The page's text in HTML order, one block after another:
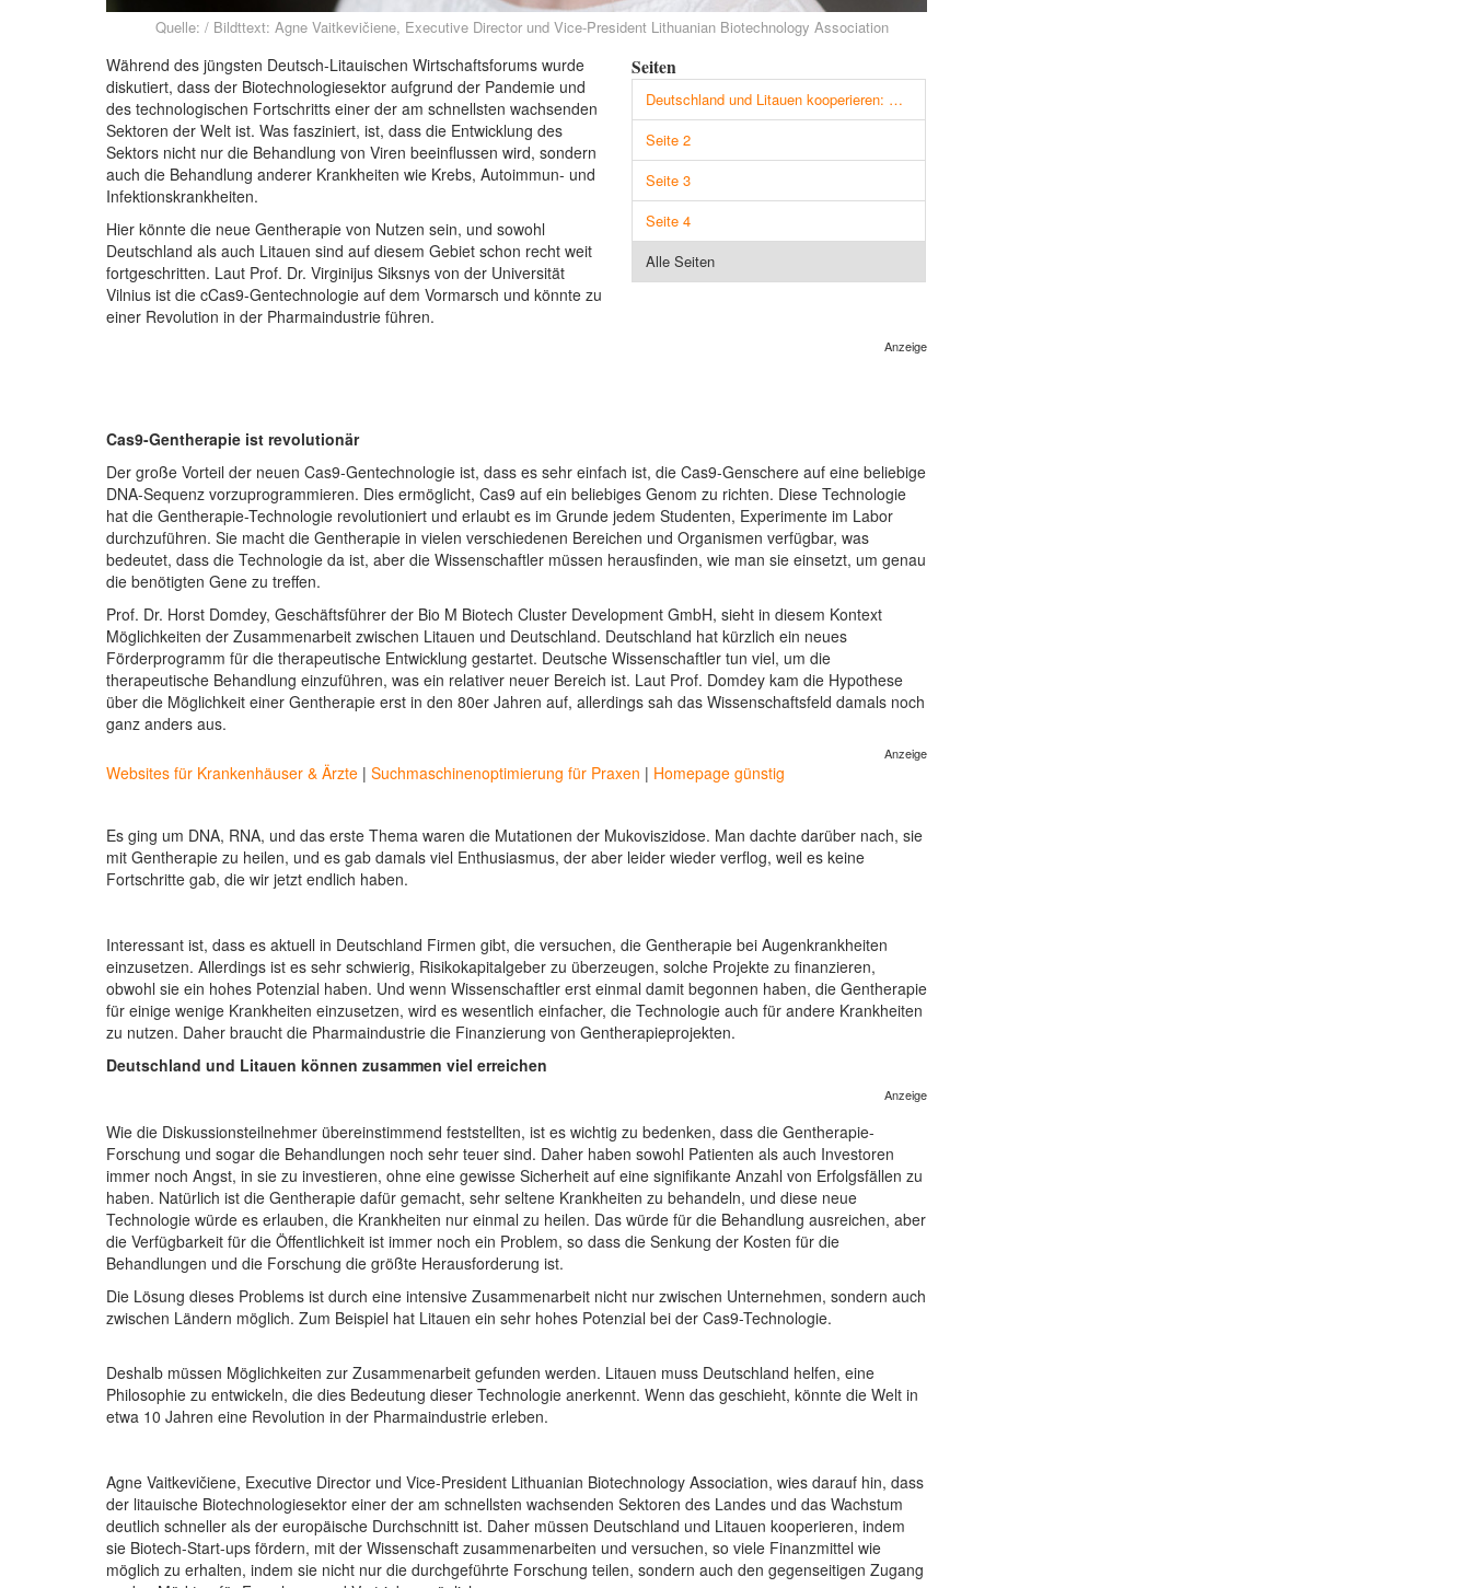
Quelle: / Bildttext: Agne Vaitkevičiene, Executive Director und Vice-President Lithuanian Biotechnology Association
Seiten
Deutschland und Litauen kooperieren: Durchbruch bei der Gentherapie kann die Pharmaindustrie revolutionieren
Seite 2
Seite 3
Seite 4
Alle Seiten
Während des jüngsten Deutsch-Litauischen Wirtschaftsforums wurde
diskutiert, dass der Biotechnologiesektor aufgrund der Pandemie und
des technologischen Fortschritts einer der am schnellsten wachsenden
Sektoren der Welt ist. Was fasziniert, ist, dass die Entwicklung des
Sektors nicht nur die Behandlung von Viren beeinflussen wird, sondern
auch die Behandlung anderer Krankheiten wie Krebs, Autoimmun- und
Infektionskrankheiten.
Hier könnte die neue Gentherapie von Nutzen sein, und sowohl
Deutschland als auch Litauen sind auf diesem Gebiet schon recht weit
fortgeschritten. Laut Prof. Dr. Virginijus Siksnys von der Universität
Vilnius ist die cCas9-Gentechnologie auf dem Vormarsch und könnte zu
einer Revolution in der Pharmaindustrie führen.
Anzeige
Cas9-Gentherapie ist revolutionär
Der große Vorteil der neuen Cas9-Gentechnologie ist, dass es sehr einfach ist, die Cas9-Genschere auf eine beliebige
DNA-Sequenz vorzuprogrammieren. Dies ermöglicht, Cas9 auf ein beliebiges Genom zu richten. Diese Technologie
hat die Gentherapie-Technologie revolutioniert und erlaubt es im Grunde jedem Studenten, Experimente im Labor
durchzuführen. Sie macht die Gentherapie in vielen verschiedenen Bereichen und Organismen verfügbar, was
bedeutet, dass die Technologie da ist, aber die Wissenschaftler müssen herausfinden, wie man sie einsetzt, um genau
die benötigten Gene zu treffen.
Prof. Dr. Horst Domdey, Geschäftsführer der Bio M Biotech Cluster Development GmbH, sieht in diesem Kontext
Möglichkeiten der Zusammenarbeit zwischen Litauen und Deutschland. Deutschland hat kürzlich ein neues
Förderprogramm für die therapeutische Entwicklung gestartet. Deutsche Wissenschaftler tun viel, um die
therapeutische Behandlung einzuführen, was ein relativer neuer Bereich ist. Laut Prof. Domdey kam die Hypothese
über die Möglichkeit einer Gentherapie erst in den 80er Jahren auf, allerdings sah das Wissenschaftsfeld damals noch
ganz anders aus.
Anzeige
Websites für Krankenhäuser & Ärzte | Suchmaschinenoptimierung für Praxen | Homepage günstig
Es ging um DNA, RNA, und das erste Thema waren die Mutationen der Mukoviszidose. Man dachte darüber nach, sie
mit Gentherapie zu heilen, und es gab damals viel Enthusiasmus, der aber leider wieder verflog, weil es keine
Fortschritte gab, die wir jetzt endlich haben.
Interessant ist, dass es aktuell in Deutschland Firmen gibt, die versuchen, die Gentherapie bei Augenkrankheiten
einzusetzen. Allerdings ist es sehr schwierig, Risikokapitalgeber zu überzeugen, solche Projekte zu finanzieren,
obwohl sie ein hohes Potenzial haben. Und wenn Wissenschaftler erst einmal damit begonnen haben, die Gentherapie
für einige wenige Krankheiten einzusetzen, wird es wesentlich einfacher, die Technologie auch für andere Krankheiten
zu nutzen. Daher braucht die Pharmaindustrie die Finanzierung von Gentherapieprojekten.
Deutschland und Litauen können zusammen viel erreichen
Anzeige
Wie die Diskussionsteilnehmer übereinstimmend feststellten, ist es wichtig zu bedenken, dass die Gentherapie-
Forschung und sogar die Behandlungen noch sehr teuer sind. Daher haben sowohl Patienten als auch Investoren
immer noch Angst, in sie zu investieren, ohne eine gewisse Sicherheit auf eine signifikante Anzahl von Erfolgsfällen zu
haben. Natürlich ist die Gentherapie dafür gemacht, sehr seltene Krankheiten zu behandeln, und diese neue
Technologie würde es erlauben, die Krankheiten nur einmal zu heilen. Das würde für die Behandlung ausreichen, aber
die Verfügbarkeit für die Öffentlichkeit ist immer noch ein Problem, so dass die Senkung der Kosten für die
Behandlungen und die Forschung die größte Herausforderung ist.
Die Lösung dieses Problems ist durch eine intensive Zusammenarbeit nicht nur zwischen Unternehmen, sondern auch
zwischen Ländern möglich. Zum Beispiel hat Litauen ein sehr hohes Potenzial bei der Cas9-Technologie.
Deshalb müssen Möglichkeiten zur Zusammenarbeit gefunden werden. Litauen muss Deutschland helfen, eine
Philosophie zu entwickeln, die dies Bedeutung dieser Technologie anerkennt. Wenn das geschieht, könnte die Welt in
etwa 10 Jahren eine Revolution in der Pharmaindustrie erleben.
Agne Vaitkevičiene, Executive Director und Vice-President Lithuanian Biotechnology Association, wies darauf hin, dass
der litauische Biotechnologiesektor einer der am schnellsten wachsenden Sektoren des Landes und das Wachstum
deutlich schneller als der europäische Durchschnitt ist. Daher müssen Deutschland und Litauen kooperieren, indem
sie Biotech-Start-ups fördern, mit der Wissenschaft zusammenarbeiten und versuchen, so viele Finanzmittel wie
möglich zu erhalten, indem sie nicht nur die durchgeführte Forschung teilen, sondern auch den gegenseitigen Zugang